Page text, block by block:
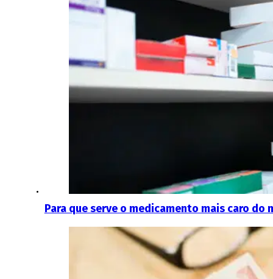
Para que serve o medicamento mais caro do